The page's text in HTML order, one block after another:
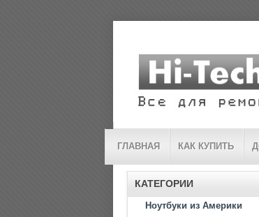
ГЛАВНАЯ КАК КУПИТЬ
КАТЕГОРИИ
Ноутбуки из Америки